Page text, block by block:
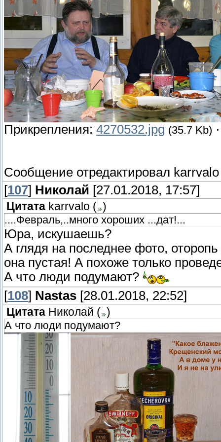
Прикрепления: 4270532.jpg (35.7 Kb)
Сообщение отредактировал karrvalo
[107] Николай [27.01.2018, 17:57]
Цитата karrvalo ( )
....Февраль,..много хороших ...дат!...
Юра, искушаешь?
А глядя на последнее фото,
она пустая! А похоже только
А что люди подумают?
[108] Nastas [28.01.2018, 22:52]
Цитата Николай ( )
А что люди подумают?